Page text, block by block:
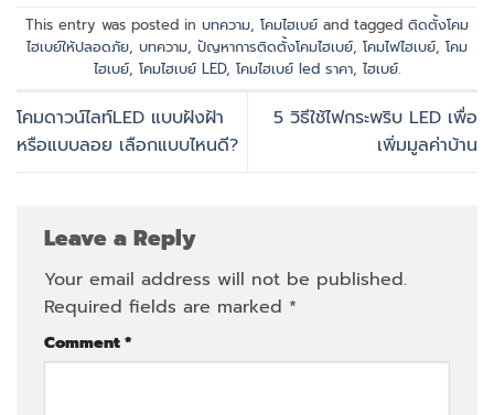
This entry was posted in บทความ, โคมไฮเบย์ and tagged ติดตั้งโคม
ไฮเบย์ให้ปลอดภัย, บทความ, ปัญหาการติดตั้งโคมไฮเบย์, โคมไฟไฮเบย์, โคม
ไฮเบย์, โคมไฮเบย์ LED, โคมไฮเบย์ led ราคา, ไฮเบย์.
โคมดาวน์ไลท์LED แบบฝังฝ้า
หรือแบบลอย เลือกแบบไหนดี?
5 วิธีใช้ไฟกระพริบ LED เพื่อ
เพิ่มมูลค่าบ้าน
Leave a Reply
Your email address will not be published.
Required fields are marked *
Comment*